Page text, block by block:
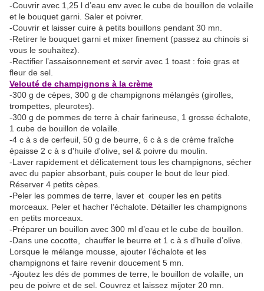
-Couvrir avec 1,25 l d’eau env avec le cube de bouillon de volaille
et le bouquet garni. Saler et poivrer.
-Couvrir et laisser cuire à petits bouillons pendant 30 mn.
-Retirer le bouquet garni et mixer finement (passez au chinois si
vous le souhaitez).
-Rectifier l’assaisonnement et servir avec 1 toast : foie gras et
fleur de sel.
Velouté de champignons à la crème
-300 g de cèpes, 300 g de champignons mélangés (girolles,
trompettes, pleurotes).
-300 g de pommes de terre à chair farineuse, 1 grosse échalote,
1 cube de bouillon de volaille.
-4 c à s de cerfeuil, 50 g de beurre, 6 c à s de crème fraîche
épaisse 2 c à s d'huile d'olive, sel & poivre du moulin.
-Laver rapidement et délicatement tous les champignons, sécher
avec du papier absorbant, puis couper le bout de leur pied.
Réserver 4 petits cèpes.
-Peler les pommes de terre, laver et couper les en petits
morceaux. Peler et hacher l’échalote. Détailler les champignons
en petits morceaux.
-Préparer un bouillon avec 300 ml d’eau et le cube de bouillon.
-Dans une cocotte, chauffer le beurre et 1 c à s d’huile d’olive.
Lorsque le mélange mousse, ajouter l’échalote et les
champignons et faire revenir doucement 5 mn.
-Ajoutez les dés de pommes de terre, le bouillon de volaille, un
peu de poivre et de sel. Couvrez et laissez mijoter 20 mn.